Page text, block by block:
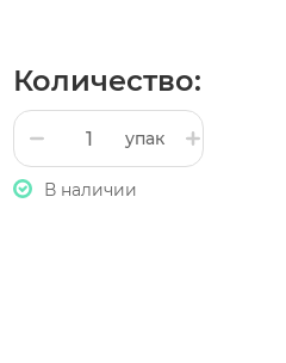
Количество:
упак
В наличии